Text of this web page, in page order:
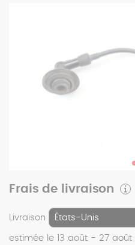
Frais de livraison
Livraison
estimée le 13 août - 27 août